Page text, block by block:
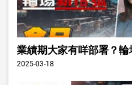
業績期大家有咩部署？
2025-03-18